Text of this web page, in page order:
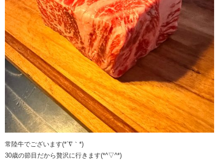
常陸牛でございます(*´∇｀*)
30歳の節目だから贅沢に行きます(*^▽^*)